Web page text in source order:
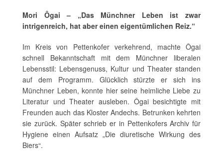
Mori Ôgai – „Das Münchner Leben ist zwar
intrigenreich, hat aber einen eigentümlichen Reiz.“
Im Kreis von Pettenkofer verkehrend, machte Ôgai
schnell Bekanntschaft mit dem Münchner liberalen
Lebensstil: Lebensgenuss, Kultur und Theater standen
auf dem Programm. Glücklich stürzte er sich ins
Münchner Leben, konnte hier seine heimliche Liebe zu
Literatur und Theater ausleben. Ôgai besichtigte mit
Freunden auch das Kloster Andechs. Betrunken kehrten
sie zurück. Später schrieb er in Pettenkofers Archiv für
Hygiene einen Aufsatz „Die diuretische Wirkung des
Biers“.